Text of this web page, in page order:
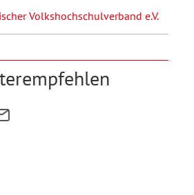
Volkshochschulverband e.V.